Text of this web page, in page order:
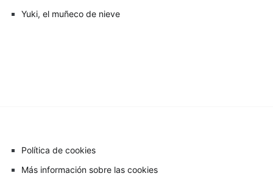
Yuki, el muñeco de nieve
Política de cookies
Más información sobre las cookies